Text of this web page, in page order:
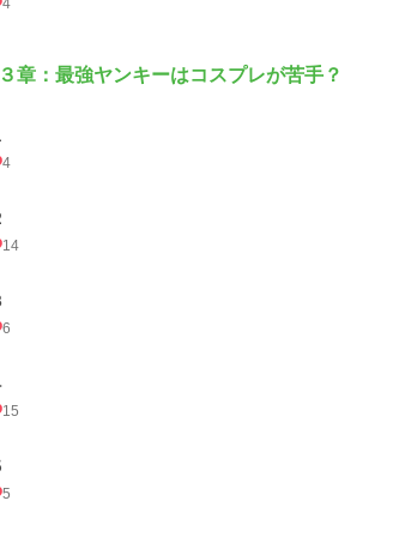
4
章：最強ヤンキーはコスプレが苦手？
4
14
6
15
5